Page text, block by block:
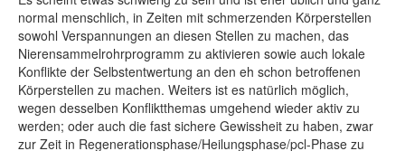
normal menschlich, in Zeiten mit schmerzenden Körperstellen
sowohl Verspannungen an diesen Stellen zu machen, das
Nierensammelrohrprogramm zu aktivieren sowie auch lokale
Konflikte der Selbstentwertung an den eh schon betroffenen
Körperstellen zu machen. Weiters ist es natürlich möglich,
wegen desselben Konfliktthemas umgehend wieder aktiv zu
werden; oder auch die fast sichere Gewissheit zu haben, zwar
zur Zeit in Regenerationsphase/Heilungsphase/pcl-Phase zu